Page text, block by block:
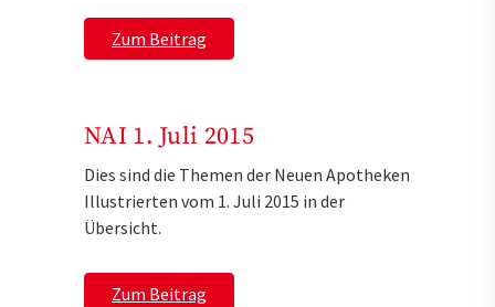
Zum Beitrag
NAI 1. Juli 2015
Dies sind die Themen der Neuen Apotheken
Illustrierten vom 1. Juli 2015 in der
Übersicht.
Zum Beitrag